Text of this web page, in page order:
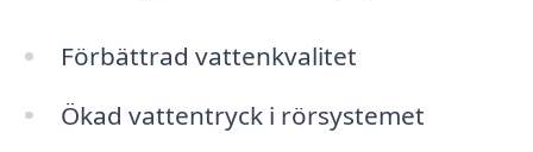
Förbättrad vattenkvalitet
Ökad vattentryck i rörsystemet